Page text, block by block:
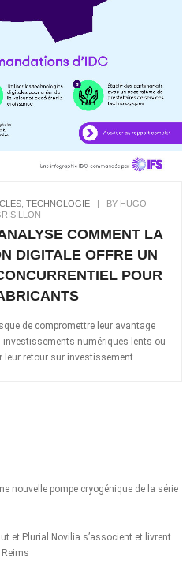
, TECHNOLOGIE
BY HUGO
COMMENT LA
DIGITALE OFFRE UN
POUR
de compromettre leur avantage
investissements numériques lents ou
leur retour sur investissement.
nouvelle pompe cryogénique de la série
et Plurial Novilia s’associent et livrent